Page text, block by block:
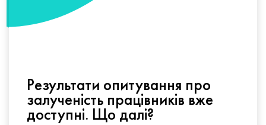
Результати опитування про
залученість працівників вже
доступні. Що далі?